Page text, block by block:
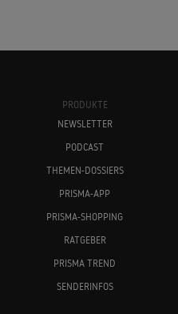
PRODUKTE
NEWSLETTER
PODCAST
THEMEN-DOSSIERS
PRISMA-APP
PRISMA-SHOPPING
RATGEBER
PRISMA TREND
SENDERINFOS